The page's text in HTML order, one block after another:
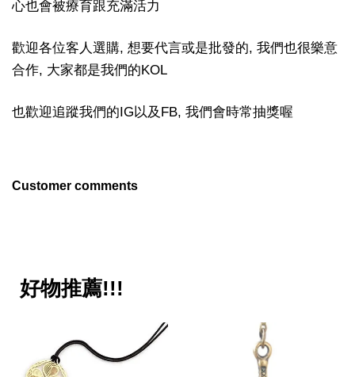
心也會被療育跟充滿活力
歡迎各位客人選購, 想要代言或是批發的, 我們也很樂意
合作, 大家都是我們的KOL
也歡迎追蹤我們的IG以及FB, 我們會時常抽獎喔
Customer comments
好物推薦!!!